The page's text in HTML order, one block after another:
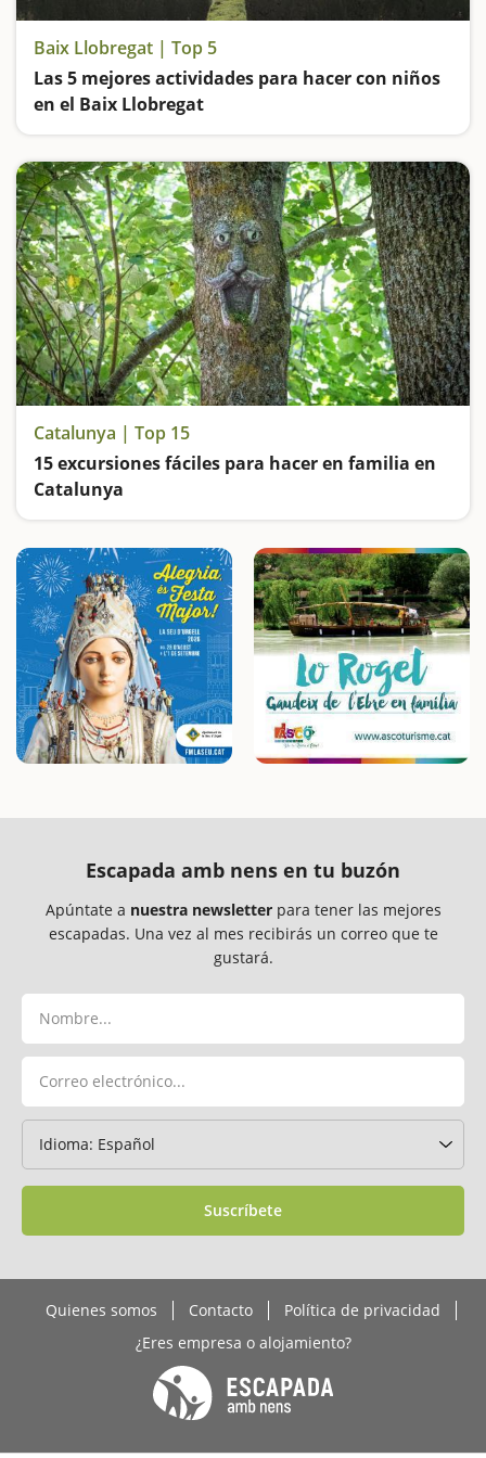
Baix Llobregat | Top 5
Las 5 mejores actividades para hacer con niños
en el Baix Llobregat
Catalunya | Top 15
15 excursiones fáciles para hacer en familia en
Catalunya
Escapada amb nens en tu buzón
Apúntate a nuestra newsletterpara tener las mejores
escapadas. Una vez al mes recibirás un correo que te
gustará.
Suscríbete
Quienes somos Contacto
Política de privacidad
¿Eres empresa o alojamiento?